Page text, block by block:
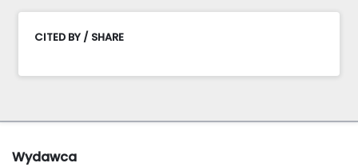
CITED BY / SHARE
Wydawca